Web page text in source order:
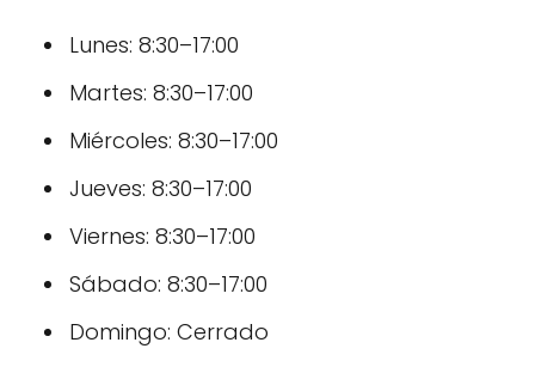
Lunes: 8:30–17:00
Martes: 8:30–17:00
Miércoles: 8:30–17:00
Jueves: 8:30–17:00
Viernes: 8:30–17:00
Sábado: 8:30–17:00
Domingo: Cerrado